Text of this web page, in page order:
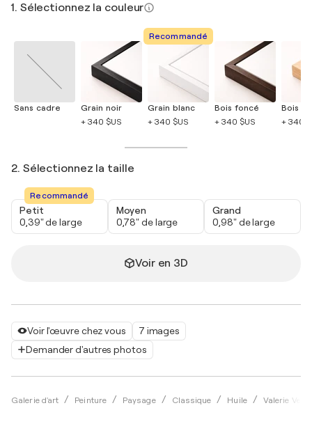
Voir l'œuvre chez vous
7 images
Demander d'autres photos
Galerie d'art Peinture Paysage Classique Huile Valerie
1. Sélectionnez la couleur
Sans cadre
Grain noir
+ 340 $US
Recommandé
Grain blanc
+ 340 $US
Bois foncé
+ 340 $US
Bois
+ 340
2. Sélectionnez la taille
Recommandé
Petit
0,39" de large
Moyen
0,78" de large
Grand
0,98" de large
Voir en 3D